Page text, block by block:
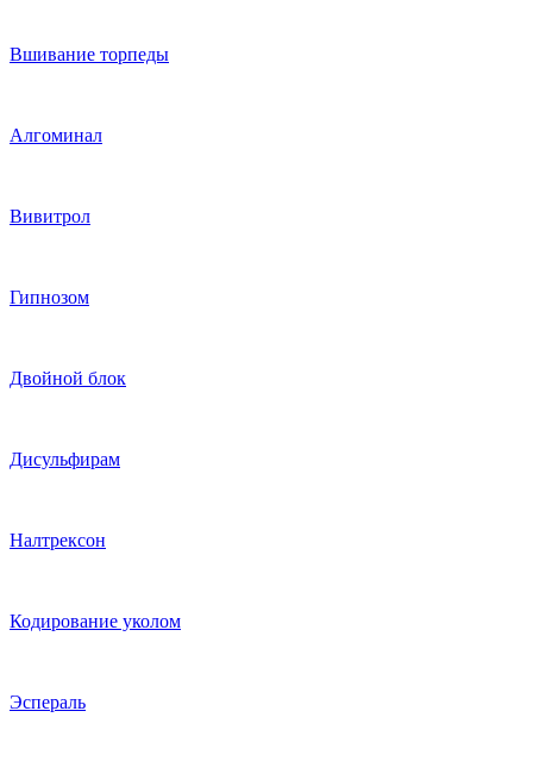
Вшивание торпеды
Алгоминал
Вивитрол
Гипнозом
Двойной блок
Дисульфирам
Налтрексон
Кодирование уколом
Эспераль